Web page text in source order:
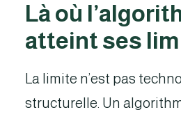
Là où
atteint ses
La limite n’est pas
structurelle. Un